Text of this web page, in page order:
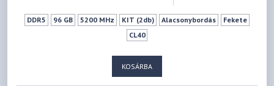
DDR5 96 GB 5200 MHz KIT (2db) Alacsonybordás
Fekete
CL40
KOSÁRBA